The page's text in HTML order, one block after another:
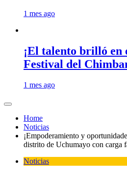
1 mes ago
¡El talento brilló en
Festival del
1 mes ago
Home
Noticias
¡Empoderamiento y
distrito de Uchumayo con carga
Noticias